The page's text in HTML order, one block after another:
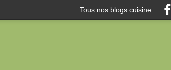
Tous nos blogs cuisine